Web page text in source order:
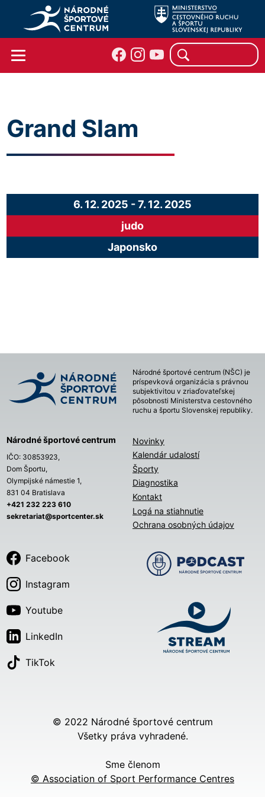
Grand Slam
6. 12. 2025 -7. 12. 2025
judo
Japonsko
Národné športové centrum (NŠC) je
príspevková organizácia s právnou
subjektivitou v zriaďovateľskej
pôsobnosti Ministerstva cestovného
ruchu a športu Slovenskej republiky.
Národné športové centrum
IČO: 30853923,
Dom Športu,
Olympijské námestie 1,
831 04 Bratislava
+421 232 223 610
sekretariat@sportcenter.sk
Novinky
Kalendár udalostí
Športy
Diagnostika
Kontakt
Logá na stiahnutie
Ochrana osobných údajov
Facebook
Instagram
Youtube
LinkedIn
TikTok
© 2022 Národné športové centrum
Všetky práva vyhradené.
Sme členom
© Association of Sport Performance Centres